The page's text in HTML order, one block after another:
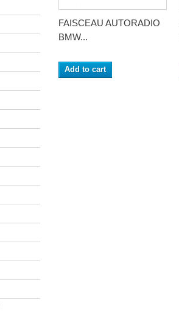
FAISCEAU AUTORADIO
BMW...
Add to cart